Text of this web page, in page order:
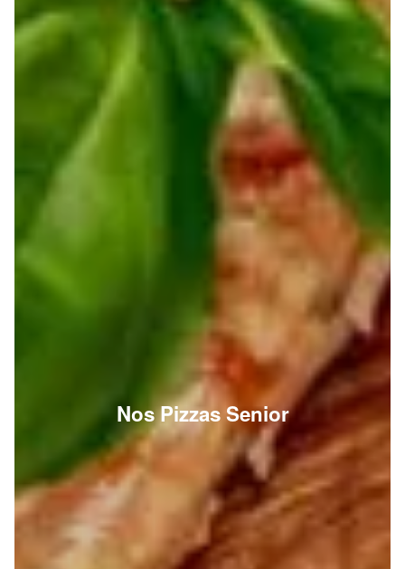
Nos Pizzas Senior